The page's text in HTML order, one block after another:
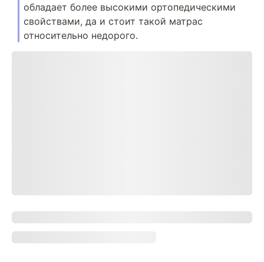
обладает более высокими ортопедическими
свойствами, да и стоит такой матрас
относительно недорого.